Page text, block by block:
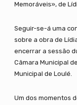
Memoráveis», de
Seguir-se-á uma
sobre a obra de
encerrar a sessão
Câmara Municipal
Municipal de Loulé.
Um dos momentos